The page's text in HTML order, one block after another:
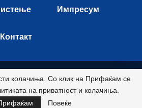
Импресум
Контакт
Press. All Rights Reserved.
од
колачиња. Со клик на Прифаќам се
на приватност и колачиња.
Повеќе